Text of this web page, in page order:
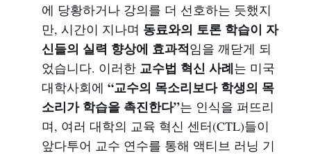
에 당황하거나 강의를 더 선호하는 듯했지
만, 시간이 지나며 동료와의 토론 학습이 자
신들의 실력 향상에 효과적임을 깨닫게 되
었습니다. 이러한 교수법 혁신 사례는 미국
대학사회에 “교수의 목소리보다 학생의 목
소리가 학습을 촉진한다”는 인식을 퍼뜨리
며, 여러 대학의 교육 혁신 센터(CTL)들이
앞다투어 교수 연수를 통해 액티브 러닝 기